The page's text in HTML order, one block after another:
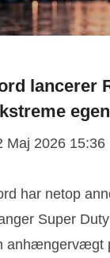
lancerer
Maj 2026 15:36
har netop
Super
anhængervægt